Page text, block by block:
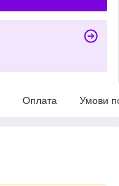
Оплата Умови